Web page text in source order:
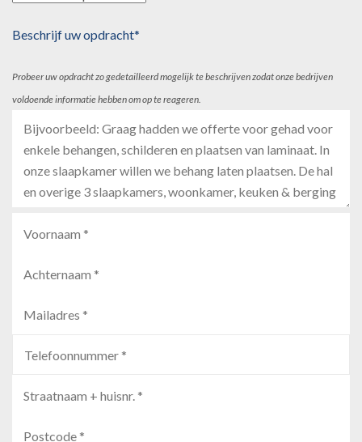
Beschrijf uw opdracht*
Probeer uw opdracht zo gedetailleerd mogelijk te beschrijven zodat onze bedrijven
voldoende informatie hebben om op te reageren.